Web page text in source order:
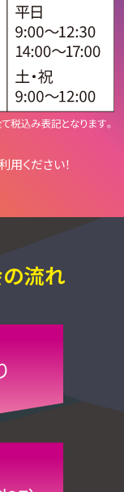
用ください！
流れ